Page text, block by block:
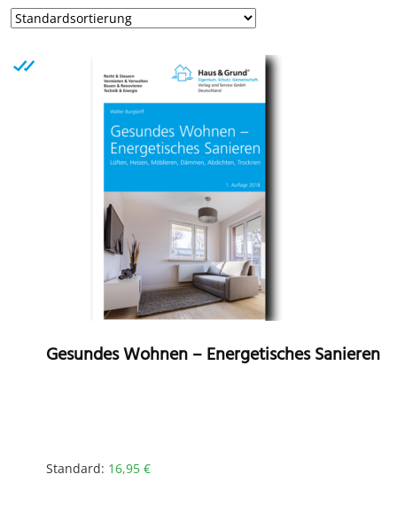
Gesundes Wohnen – Energetisches Sanieren
Standard: 16,95 €